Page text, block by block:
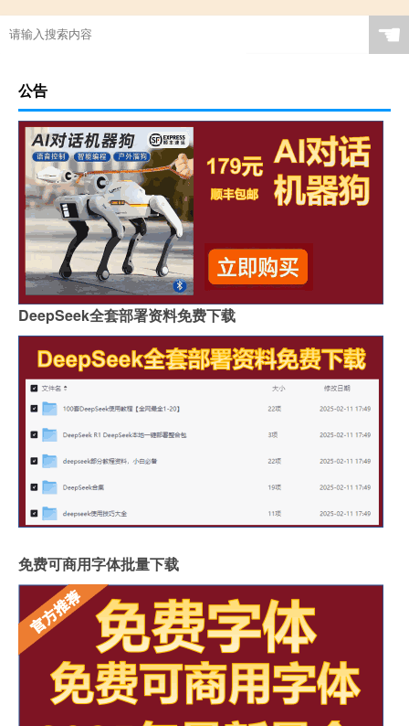
☚
公告
DeepSeek全套部署资料免费下载
免费可商用字体批量下载